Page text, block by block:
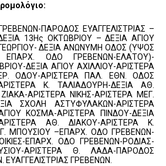
ΠΑΡΟΔΟΣ ΕΥΑΓΓΕΛΙΣΤΡΙΑΣ –
13Ης ΟΚΤΩΒΡΙΟΥ – ΔΕΞΙΑ ΑΓΙΟΥ
ΓΕΩΡΓΙΟΥ- ΔΕΞΙΑ ΑΝΩΝΥΜΗ ΟΔΟΣ (ΥΨΟΣ
ΕΠΑΡΧ. ΟΔΟ ΓΡΕΒΕΝΩΝ-ΕΛΑΤΟΥ)-
ΔΕΞΙΑ ΑΓΙΟΥ ΑΧΙΛΛΙΟΥ-ΑΡΙΣΤΕΡΑ
ΟΔΟΥ-ΑΡΙΣΤΕΡΑ ΠΑΛ. ΕΘΝ. ΟΔΟΣ
Κ. ΤΑΛΙΑΔΟΥΡΗ-ΔΕΞΙΑ ΑΘ.
ΑΡΙΣΤΕΡΑ ΝΙΚΗΣ-ΑΡΙΣΤΕΡΑ ΜΕΓ.
ΣΧΟΛΗ ΑΣΤΥΦΥΛΑΚΩΝ-ΑΡΙΣΤΕΡΑ
ΚΟΣΜΑ-ΑΡΙΣΤΕΡΑ ΠΙΝΔΟΥ-ΔΕΞΙΑ
ΑΘ. ΔΙΑΚΟΥ-ΑΡΙΣΤΕΡΑ Κ.
ΜΠΟΥΣΙΟΥ –ΕΠΑΡΧ. ΟΔΟ ΓΡΕΒΕΝΩΝ-
ΕΠΑΡΧ. ΟΔΟ ΓΡΕΒΕΝΩΝ-ΡΟΔΙΑΣ-
ΑΡΙΣΤΕΡΑ Θ. ΛΑΔΑ-ΠΑΡΟΔΟΣ
ΕΥΑΓΓΕΛΙΣΤΡΙΑΣ ΓΡΕΒΕΝΩΝ.